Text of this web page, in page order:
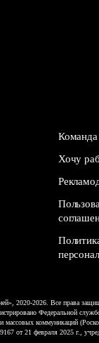
Команда
Хочу
2020-2026. Все права
Федеральной
массовых коммуникаций
от 21 февраля 2025 г.,